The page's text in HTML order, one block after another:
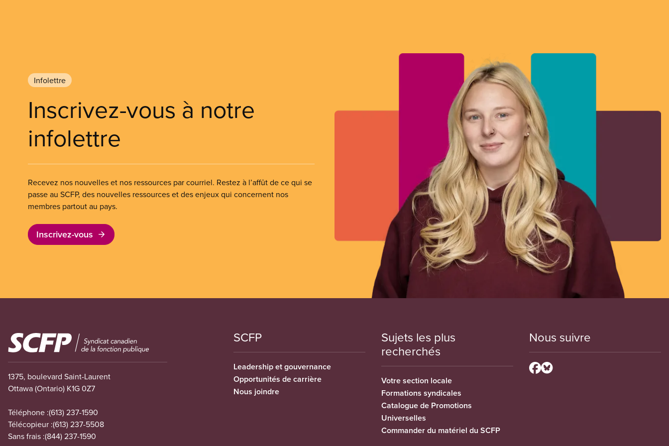
Infolettre
Inscrivez-vous à notre
infolettre
Recevez nos nouvelles et nos ressources par courriel. Restez à l’affût de ce qui se
passe au SCFP, des nouvelles ressources et des enjeux qui concernent nos
membres partout au pays.
Inscrivez-vous
Image
1375, boulevard Saint-Laurent
Ottawa (Ontario) K1G 0Z7
Téléphone :(613) 237-1590
Télécopieur :(613) 237-5508
Sans frais :(844) 237-1590
SCFP
Leadership et gouvernance
Opportunités de carrière
Nous joindre
Sujets les plus
recherchés
Votre section locale
Formations syndicales
Catalogue de Promotions
Universelles
Commander du matériel du SCFP
Nous suivre